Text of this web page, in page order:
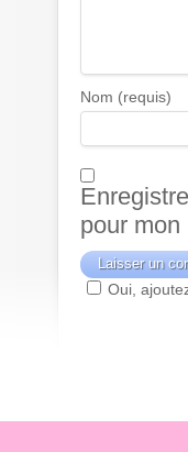
Nom (requis)
pour
Oui,